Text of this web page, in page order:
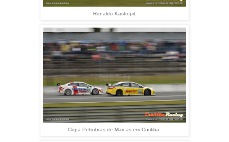
Ronaldo Kastropil.
Copa Petrobras de Marcas em Curitiba.